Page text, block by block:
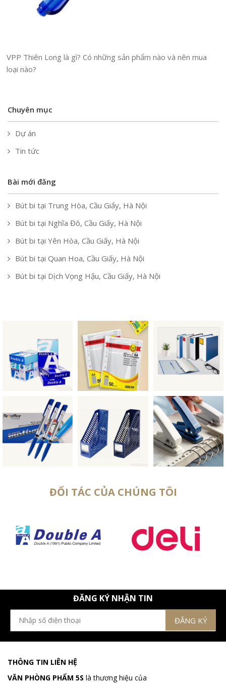
VPP Thiên Long là gì? Có những sản phẩm nào và nên mua
loại nào?
Chuyên mục
Dự án
Tin tức
Bài mới đăng
Bút bi tại Trung Hòa, Cầu Giấy, Hà Nội
Bút bi tại Nghĩa Đô, Cầu Giấy, Hà Nội
Bút bi tại Yên Hòa, Cầu Giấy, Hà Nội
Bút bi tại Quan Hoa, Cầu Giấy, Hà Nội
Bút bi tại Dịch Vọng Hậu, Cầu Giấy, Hà Nội
ĐỐI TÁC CỦA CHÚNG TÔI
ĐĂNG KÝ NHẬN TIN
THÔNG TIN LIÊN HỆ
VĂN PHÒNG PHẨM 5S là thương hiệu của